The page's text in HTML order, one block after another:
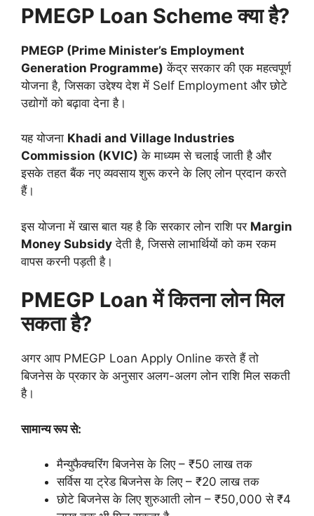
PMEGP Loan Scheme क्या है?
PMEGP (Prime Minister’s Employment
Generation Programme) केंद्र सरकार की एक महत्वपूर्ण
योजना है, जिसका उद्देश्य देश में Self Employment और छोटे
उद्योगों को बढ़ावा देना है।
यह योजना Khadi and Village Industries
Commission (KVIC) के माध्यम से चलाई जाती है और
इसके तहत बैंक नए व्यवसाय शुरू करने के लिए लोन प्रदान करते
हैं।
इस योजना में खास बात यह है कि सरकार लोन राशि पर Margin
Money Subsidy देती है, जिससे लाभार्थियों को कम रकम
वापस करनी पड़ती है।
PMEGP Loan में कितना लोन मिल
सकता है?
अगर आप PMEGP Loan Apply Online करते हैं तो
बिजनेस के प्रकार के अनुसार अलग-अलग लोन राशि मिल सकती
है।
सामान्य रूप से:
मैन्युफैक्चरिंग बिजनेस के लिए – ₹50 लाख तक
सर्विस या ट्रेड बिजनेस के लिए – ₹20 लाख तक
छोटे बिजनेस के लिए शुरुआती लोन – ₹50,000 से ₹4